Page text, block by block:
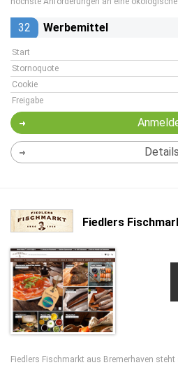
32 Werbemittel
Start
Stornoquote
Cookie
Freigabe
Details
Fiedlers
Fiedlers Fischmarkt aus Bremerhaven